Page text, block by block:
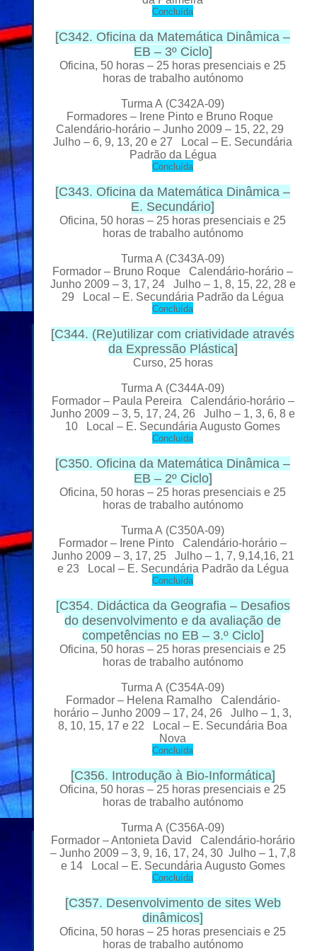
Concluída
[C342. Oficina da Matemática Dinâmica –
EB – 3º Ciclo]
Oficina, 50 horas – 25 horas presenciais e 25
horas de trabalho autónomo
Turma A (C342A-09)
Formadores – Irene Pinto e Bruno Roque
Calendário-horário – Junho 2009 – 15, 22, 29
Julho – 6, 9, 13, 20 e 27 Local – E. Secundária
Padrão da Légua
Concluída
[C343. Oficina da Matemática Dinâmica –
E. Secundário]
Oficina, 50 horas – 25 horas presenciais e 25
horas de trabalho autónomo
Turma A (C343A-09)
Formador – Bruno Roque Calendário-horário –
Junho 2009 – 3, 17, 24 Julho – 1, 8, 15, 22, 28 e
29 Local – E. Secundária Padrão da Légua
Concluída
[C344. (Re)utilizar com criatividade através
da Expressão Plástica]
Curso, 25 horas
Turma A (C344A-09)
Formador – Paula Pereira Calendário-horário –
Junho 2009 – 3, 5, 17, 24, 26 Julho – 1, 3, 6, 8 e
10 Local – E. Secundária Augusto Gomes
Concluída
[C350. Oficina da Matemática Dinâmica –
EB – 2º Ciclo]
Oficina, 50 horas – 25 horas presenciais e 25
horas de trabalho autónomo
Turma A (C350A-09)
Formador – Irene Pinto Calendário-horário –
Junho 2009 – 3, 17, 25 Julho – 1, 7, 9,14,16, 21
e 23 Local – E. Secundária Padrão da Légua
Concluída
[C354. Didáctica da Geografia – Desafios
do desenvolvimento e da avaliação de
competências no EB – 3.º Ciclo]
Oficina, 50 horas – 25 horas presenciais e 25
horas de trabalho autónomo
Turma A (C354A-09)
Formador – Helena Ramalho Calendário-
horário – Junho 2009 – 17, 24, 26 Julho – 1, 3,
8, 10, 15, 17 e 22 Local – E. Secundária Boa
Nova
Concluída
[C356. Introdução à Bio-Informática]
Oficina, 50 horas – 25 horas presenciais e 25
horas de trabalho autónomo
Turma A (C356A-09)
Formador – Antonieta David Calendário-horário
– Junho 2009 – 3, 9, 16, 17, 24, 30 Julho – 1, 7,8
e 14 Local – E. Secundária Augusto Gomes
Concluída
[C357. Desenvolvimento de sites Web
dinâmicos]
Oficina, 50 horas – 25 horas presenciais e 25
horas de trabalho autónomo